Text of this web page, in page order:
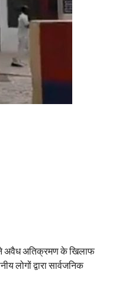
ने अवैध अतिक्रमण के खिलाफ
लोगों द्वारा सार्वजनिक